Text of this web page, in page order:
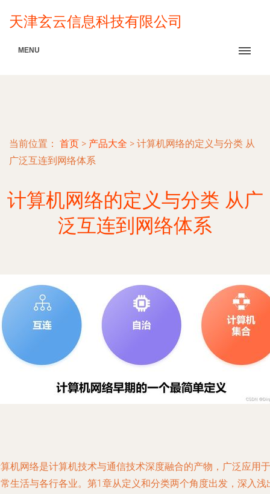
天津玄云信息科技有限公司
MENU
当前位置： 首页 > 产品大全 > 计算机网络的定义与分类 从
广泛互连到网络体系
计算机网络的定义与分类 从广
泛互连到网络体系
机网络是计算机技术与通信技术深度融合的产物，广泛应用于
生活与各行各业。第1章从定义和分类两个角度出发，深入浅